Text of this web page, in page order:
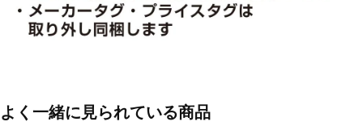
よく一緒に見られている商品